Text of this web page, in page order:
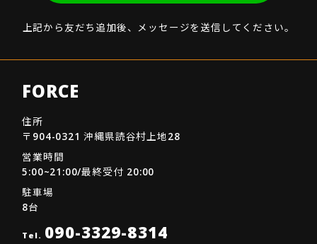
上記から友だち追加後、メッセージを送信してください。
FORCE
住所
〒904-0321 沖縄県読谷村上地28
営業時間
5:00~21:00/最終受付 20:00
駐車場
8台
Tel. 090-3329-8314